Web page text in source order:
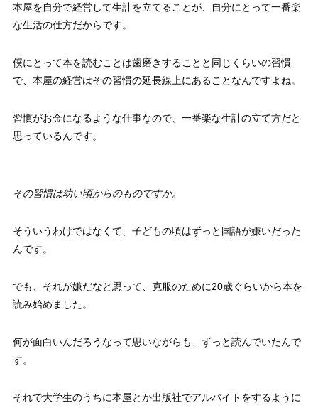
本屋を自分で経営して生計を立てることが、自分にとって一番楽
な生活の仕方だからです。
僕にとって本を読むことは歯磨きすることと同じくらいの習慣
で、本屋の経営はその習慣の延長線上にあることなんですよね。
習慣がお金になるような仕事なので、一番楽な生計の立て方だと
思っているんです。
その習慣は幼い頃からのものですか。
そういうわけではなくて、子どもの頃はずっと国語が嫌いだった
んです。
でも、それが嫌だなと思って、克服のために20歳ぐらいから本を
読み始めました。
何が面白いんだろうなって思いながらも、ずっと読んでいたんで
す。
それで大学生のうちに本屋とか出版社でアルバイトをするように